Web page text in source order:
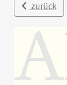
zurück